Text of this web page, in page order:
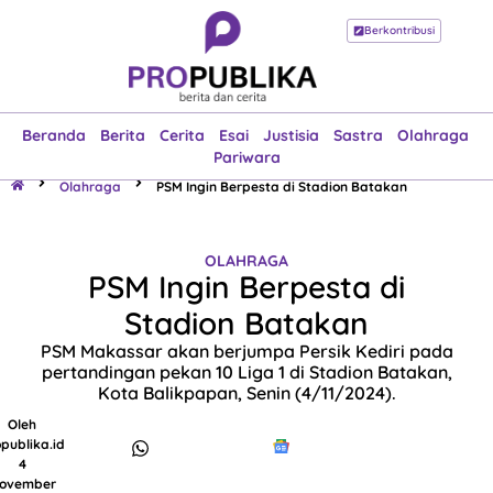
Berkontribusi
Beranda Berita Cerita Esai Justisia Sastra
Olahraga
Pariwara
Beranda
Esai
Justisia
Sastra
Olahraga
Pariwara
Olahraga PSM Ingin Berpesta di Stadion Batakan
OLAHRAGA
PSM Ingin Berpesta di
Stadion Batakan
PSM Makassar akan berjumpa Persik Kediri pada
pertandingan pekan 10 Liga 1 di Stadion Batakan,
Kota Balikpapan, Senin (4/11/2024).
Oleh
4